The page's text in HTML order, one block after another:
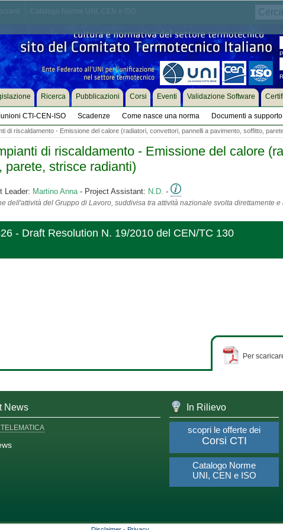
CTI-CEN-ISO Scadenze Come nasce una norma Documenti a
Ricerca Pubblicazioni Corsi Eventi Validazione Software
di riscaldamento - Emissione del calore (radiatori, convettori, pannelli a pavimento, soffitto,
di riscaldamento - Emissione del calore
parete, strisce radianti)
Leader: Martino Anna- Project Assistant: N.D. -
dell'attività del Gruppo di Lavoro, suddivisa tra attività nazionale svolta direttamente e
- Draft Resolution N. 19/2010 del CEN/TC 130
Per
News In Rilievo
scopri le offerte dei
Corsi CTI
Catalogo Norme
UNI, CEN e ISO